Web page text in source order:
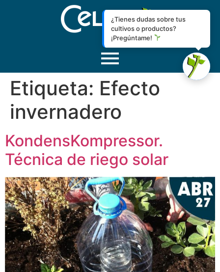
¿Tienes dudas sobre tus
cultivos o productos?
¡Pregúntame!
Etiqueta: Efecto
invernadero
KondensKompressor.
Técnica de riego solar